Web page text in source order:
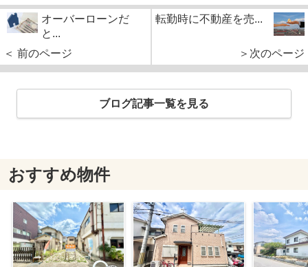
オーバーローンだ
と...
＜ 前のページ
転勤時に不動産を売...
＞次のページ
ブログ記事一覧を見る
おすすめ物件